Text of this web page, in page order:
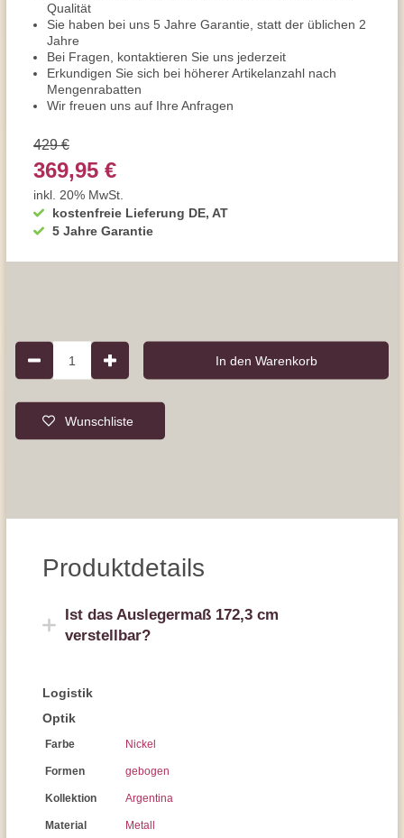
Qualität
Sie haben bei uns 5 Jahre Garantie, statt der üblichen 2
Jahre
Bei Fragen, kontaktieren Sie uns jederzeit
Erkundigen Sie sich bei höherer Artikelanzahl nach
Mengenrabatten
Wir freuen uns auf Ihre Anfragen
kostenfreie Lieferung DE, AT
5 Jahre Garantie
429 €
369,95 €
inkl. 20% MwSt.
1 In den Warenkorb
Wunschliste
Produktdetails
Ist das Auslegermaß 172,3 cm
verstellbar?
Logistik
Optik
Farbe Nickel
Formen gebogen
Kollektion Argentina
Material Metall